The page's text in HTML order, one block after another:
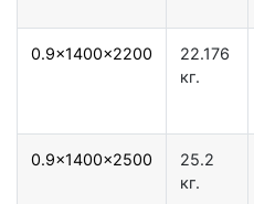
0.9x1400x2200
22.176
кг.
0.9x1400x2500
25.2
кг.